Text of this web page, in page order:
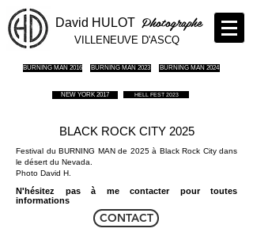
David HULOT Photographe
VILLENEUVE D'ASCQ
BURNING MAN 2016 BURNING MAN 2023 BURNING MAN 2024
NEW YORK 2017 HELL FEST 2023
BLACK ROCK CITY 2025
Festival du BURNING MAN de 2025 à Black Rock City dans
le désert du Nevada.
Photo David H.
N'hésitez pas à me contacter pour toutes
informations
CONTACT